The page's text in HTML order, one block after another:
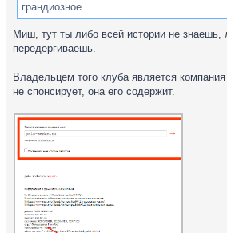
грандиозное...
Миш, тут ты либо всей истории не знаешь,
передергиваешь.
Владельцем того клуба является
не спонсирует, она его содержит.